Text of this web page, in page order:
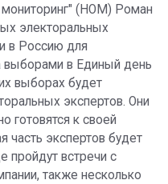
(НОМ) Роман
электоральных
в Россию для
выборами в Единый день
выборах будет
экспертов. Они
готовятся к своей
часть экспертов будет
пройдут встречи с
также несколько